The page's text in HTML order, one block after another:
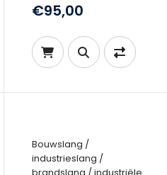
€95,00
Bouwslang /
industrieslang /